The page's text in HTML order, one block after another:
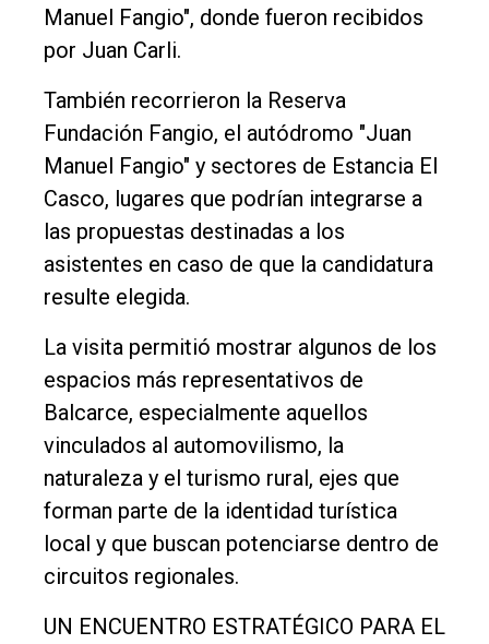
Manuel Fangio", donde fueron recibidos
por Juan Carli.
También recorrieron la Reserva
Fundación Fangio, el autódromo "Juan
Manuel Fangio" y sectores de Estancia El
Casco, lugares que podrían integrarse a
las propuestas destinadas a los
asistentes en caso de que la candidatura
resulte elegida.
La visita permitió mostrar algunos de los
espacios más representativos de
Balcarce, especialmente aquellos
vinculados al automovilismo, la
naturaleza y el turismo rural, ejes que
forman parte de la identidad turística
local y que buscan potenciarse dentro de
circuitos regionales.
UN ENCUENTRO ESTRATÉGICO PARA EL